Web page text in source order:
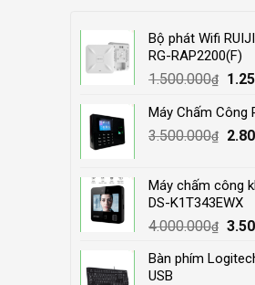
Bộ phát Wifi
RG-RAP2200(F)
1.500.000₫
was:
Máy Chấm Công
3.500.000₫
Máy chấm công
DS-K1T343EWX
4.000.000₫
was:
Bàn phím
USB